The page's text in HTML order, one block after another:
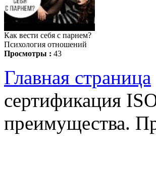
Как вести себя с парнем?
Психология отношений
Просмотры : 43
Главная страница
сертификация
преимущества.